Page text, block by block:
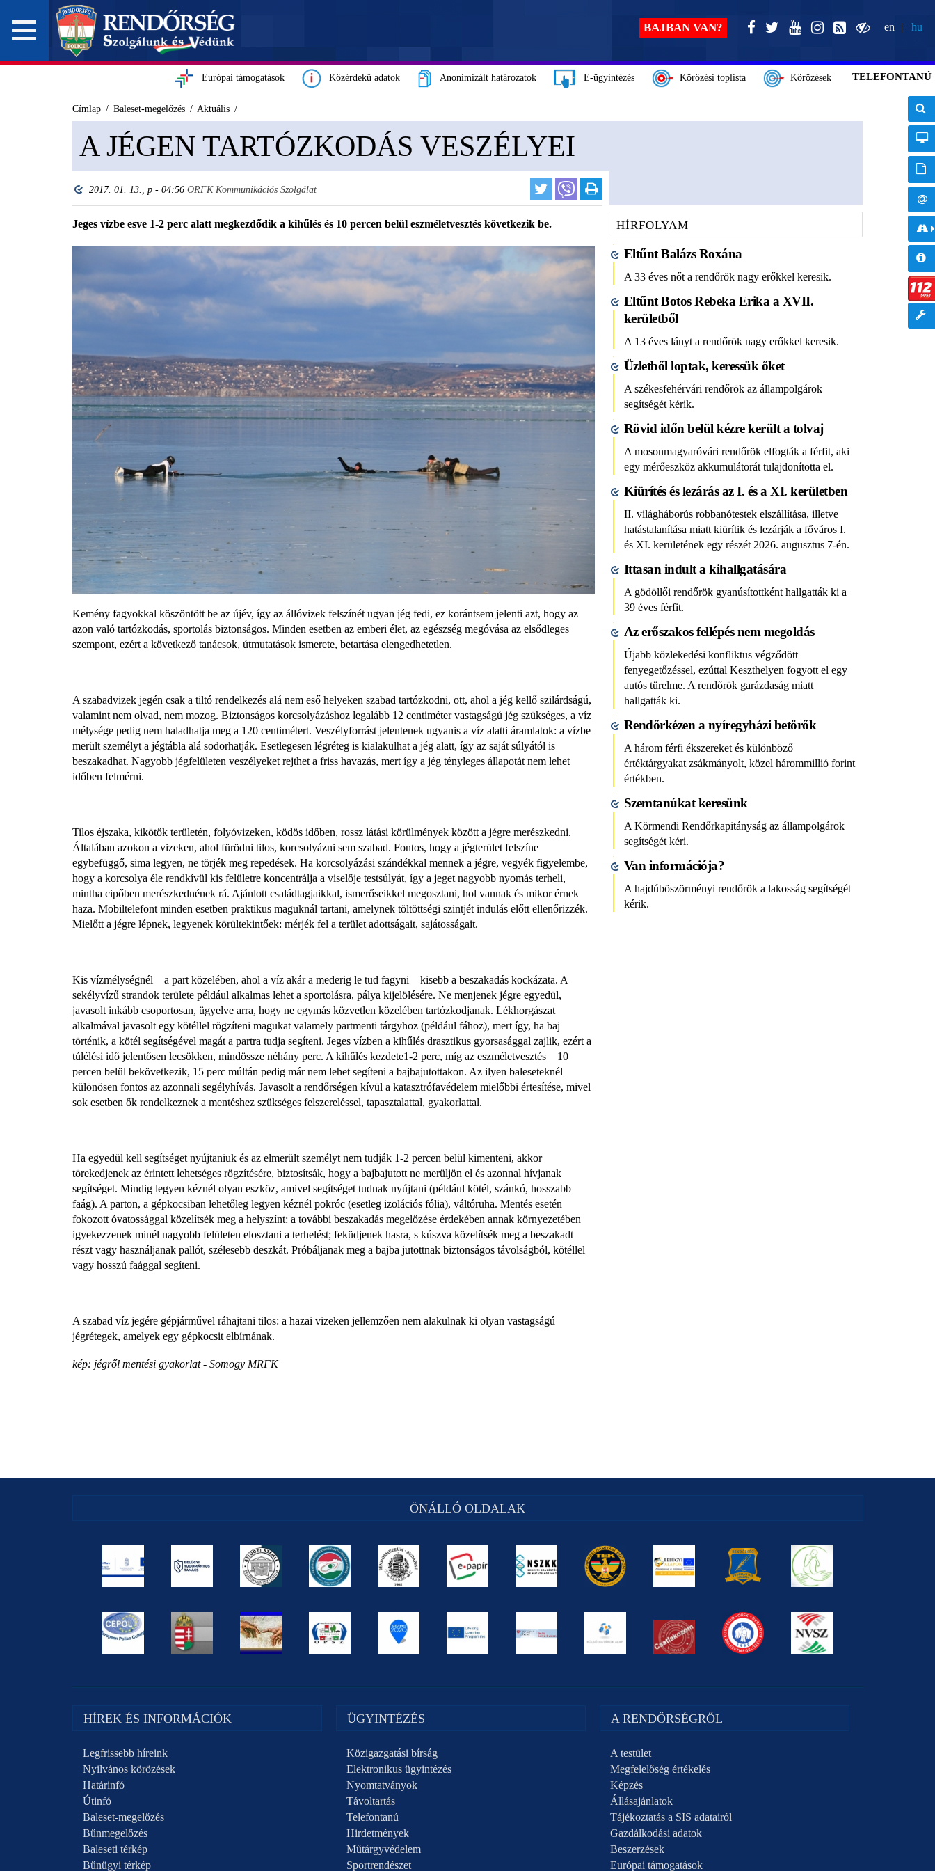
en hu
BAJBAN VAN?
Európai támogatások Közérdekű adatok Anonimizált határozatok E-ügyintézés Körözési toplista Körözések TELEFONTANÚ
Címlap Baleset-megelőzés Aktuális
A JÉGEN TARTÓZKODÁS VESZÉLYEI
2017. 01. 13., p - 04:56 ORFK Kommunikációs Szolgálat
Jeges vízbe esve 1-2 perc alatt megkezdődik a kihűlés és 10 percen belül eszméletvesztés következik be.
Kemény fagyokkal köszöntött be az újév, így az állóvizek felszínét ugyan jég fedi, ez korántsem jelenti azt, hogy az
azon való tartózkodás, sportolás biztonságos. Minden esetben az emberi élet, az egészség megóvása az elsődleges
szempont, ezért a következő tanácsok, útmutatások ismerete, betartása elengedhetetlen.
A szabadvizek jegén csak a tiltó rendelkezés alá nem eső helyeken szabad tartózkodni, ott, ahol a jég kellő szilárdságú,
valamint nem olvad, nem mozog. Biztonságos korcsolyázáshoz legalább 12 centiméter vastagságú jég szükséges, a víz
mélysége pedig nem haladhatja meg a 120 centimétert. Veszélyforrást jelentenek ugyanis a víz alatti áramlatok: a vízbe
merült személyt a jégtábla alá sodorhatják. Esetlegesen légréteg is kialakulhat a jég alatt, így az saját súlyától is
beszakadhat. Nagyobb jégfelületen veszélyeket rejthet a friss havazás, mert így a jég tényleges állapotát nem lehet
időben felmérni.
Tilos éjszaka, kikötők területén, folyóvizeken, ködös időben, rossz látási körülmények között a jégre merészkedni.
Általában azokon a vizeken, ahol fürödni tilos, korcsolyázni sem szabad. Fontos, hogy a jégterület felszíne
egybefüggő, sima legyen, ne törjék meg repedések. Ha korcsolyázási szándékkal mennek a jégre, vegyék figyelembe,
hogy a korcsolya éle rendkívül kis felületre koncentrálja a viselője testsúlyát, így a jeget nagyobb nyomás terheli,
mintha cipőben merészkednének rá. Ajánlott családtagjaikkal, ismerőseikkel megosztani, hol vannak és mikor érnek
haza. Mobiltelefont minden esetben praktikus maguknál tartani, amelynek töltöttségi szintjét indulás előtt ellenőrizzék.
Mielőtt a jégre lépnek, legyenek körültekintőek: mérjék fel a terület adottságait, sajátosságait.
Kis vízmélységnél – a part közelében, ahol a víz akár a mederig le tud fagyni – kisebb a beszakadás kockázata. A
sekélyvízű strandok területe például alkalmas lehet a sportolásra, pálya kijelölésére. Ne menjenek jégre egyedül,
javasolt inkább csoportosan, ügyelve arra, hogy ne egymás közvetlen közelében tartózkodjanak. Lékhorgászat
alkalmával javasolt egy kötéllel rögzíteni magukat valamely partmenti tárgyhoz (például fához), mert így, ha baj
történik, a kötél segítségével magát a partra tudja segíteni. Jeges vízben a kihűlés drasztikus gyorsasággal zajlik, ezért a
túlélési idő jelentősen lecsökken, mindössze néhány perc. A kihűlés kezdete1-2 perc, míg az eszméletvesztés 10
percen belül bekövetkezik, 15 perc múltán pedig már nem lehet segíteni a bajbajutottakon. Az ilyen baleseteknél
különösen fontos az azonnali segélyhívás. Javasolt a rendőrségen kívül a katasztrófavédelem mielőbbi értesítése, mivel
sok esetben ők rendelkeznek a mentéshez szükséges felszereléssel, tapasztalattal, gyakorlattal.
Ha egyedül kell segítséget nyújtaniuk és az elmerült személyt nem tudják 1-2 percen belül kimenteni, akkor
törekedjenek az érintett lehetséges rögzítésére, biztosítsák, hogy a bajbajutott ne merüljön el és azonnal hívjanak
segítséget. Mindig legyen kéznél olyan eszköz, amivel segítséget tudnak nyújtani (például kötél, szánkó, hosszabb
faág). A parton, a gépkocsiban lehetőleg legyen kéznél pokróc (esetleg izolációs fólia), váltóruha. Mentés esetén
fokozott óvatossággal közelítsék meg a helyszínt: a további beszakadás megelőzése érdekében annak környezetében
igyekezzenek minél nagyobb felületen elosztani a terhelést; feküdjenek hasra, s kúszva közelítsék meg a beszakadt
részt vagy használjanak pallót, szélesebb deszkát. Próbáljanak meg a bajba jutottnak biztonságos távolságból, kötéllel
vagy hosszú faággal segíteni.
A szabad víz jegére gépjárművel ráhajtani tilos: a hazai vizeken jellemzően nem alakulnak ki olyan vastagságú
jégrétegek, amelyek egy gépkocsit elbírnának.
kép: jégről mentési gyakorlat - Somogy MRFK
HÍRFOLYAM
Eltűnt Balázs Roxána
A 33 éves nőt a rendőrök nagy erőkkel keresik.
Eltűnt Botos Rebeka Erika a XVII.
kerületből
A 13 éves lányt a rendőrök nagy erőkkel keresik.
Üzletből loptak, keressük őket
A székesfehérvári rendőrök az állampolgárok
segítségét kérik.
Rövid időn belül kézre került a tolvaj
A mosonmagyaróvári rendőrök elfogták a férfit, aki
egy mérőeszköz akkumulátorát tulajdonította el.
Kiürítés és lezárás az I. és a XI. kerületben
II. világháborús robbanótestek elszállítása, illetve
hatástalanítása miatt kiürítik és lezárják a főváros I.
és XI. kerületének egy részét 2026. augusztus 7-én.
Ittasan indult a kihallgatására
A gödöllői rendőrök gyanúsítottként hallgatták ki a
39 éves férfit.
Az erőszakos fellépés nem megoldás
Újabb közlekedési konfliktus végződött
fenyegetőzéssel, ezúttal Keszthelyen fogyott el egy
autós türelme. A rendőrök garázdaság miatt
hallgatták ki.
Rendőrkézen a nyíregyházi betörők
A három férfi ékszereket és különböző
értéktárgyakat zsákmányolt, közel hárommillió forint
értékben.
Szemtanúkat keresünk
A Körmendi Rendőrkapitányság az állampolgárok
segítségét kéri.
Van információja?
A hajdúböszörményi rendőrök a lakosság segítségét
kérik.
ÖNÁLLÓ OLDALAK
HÍREK ÉS INFORMÁCIÓK
Legfrissebb híreink
Nyilvános körözések
Határinfó
Útinfó
Baleset-megelőzés
Bűnmegelőzés
Baleseti térkép
Bűnügyi térkép
ÜGYINTÉZÉS
Közigazgatási bírság
Elektronikus ügyintézés
Nyomtatványok
Távoltartás
Telefontanú
Hirdetmények
Műtárgyvédelem
Sportrendészet
A RENDŐRSÉGRŐL
A testület
Megfelelőség értékelés
Képzés
Állásajánlatok
Tájékoztatás a SIS adatairól
Gazdálkodási adatok
Beszerzések
Európai támogatások